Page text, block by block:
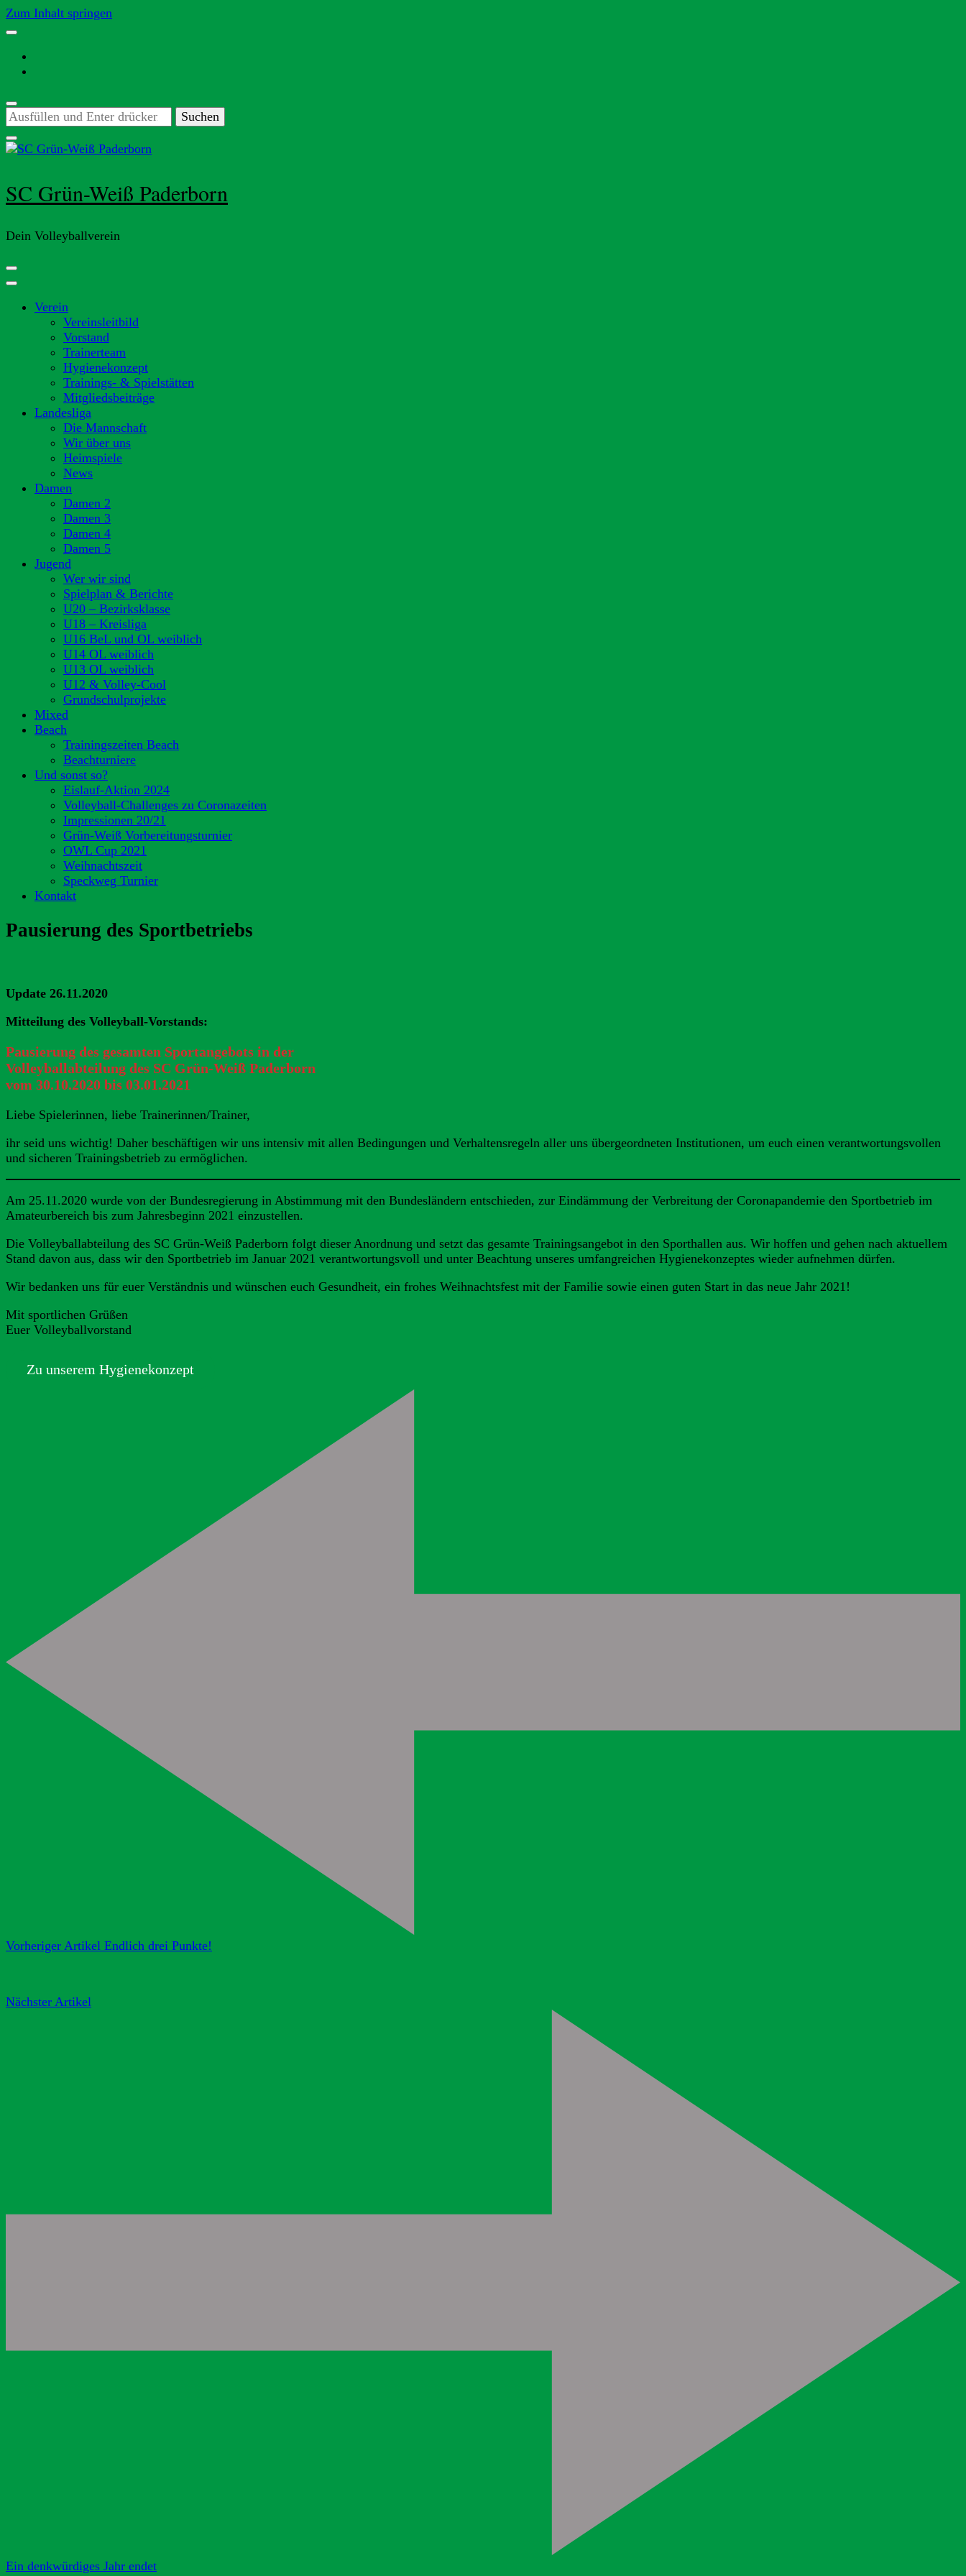
Zum Inhalt springen
Suchst
du
nach
etwas?
SC Grün-Weiß Paderborn
Dein Volleyballverein
Verein
Vereinsleitbild
Vorstand
Trainerteam
Hygienekonzept
Trainings- & Spielstätten
Mitgliedsbeiträge
Landesliga
Die Mannschaft
Wir über uns
Heimspiele
News
Damen
Damen 2
Damen 3
Damen 4
Damen 5
Jugend
Wer wir sind
Spielplan & Berichte
U20 – Bezirksklasse
U18 – Kreisliga
U16 BeL und OL weiblich
U14 OL weiblich
U13 OL weiblich
U12 & Volley-Cool
Grundschulprojekte
Mixed
Beach
Trainingszeiten Beach
Beachturniere
Und sonst so?
Eislauf-Aktion 2024
Volleyball-Challenges zu Coronazeiten
Impressionen 20/21
Grün-Weiß Vorbereitungsturnier
OWL Cup 2021
Weihnachtszeit
Speckweg Turnier
Kontakt
Pausierung des Sportbetriebs
Update 26.11.2020
Mitteilung des Volleyball-Vorstands:
Pausierung des gesamten Sportangebots in der
Volleyballabteilung des SC Grün-Weiß Paderborn
vom 30.10.2020 bis 03.01.2021
Liebe Spielerinnen, liebe Trainerinnen/Trainer,
ihr seid uns wichtig! Daher beschäftigen wir uns intensiv mit allen Bedingungen und Verhaltensregeln aller uns übergeordneten Institutionen, um euch einen verantwortungsvollen
und sicheren Trainingsbetrieb zu ermöglichen.
Am 25.11.2020 wurde von der Bundesregierung in Abstimmung mit den Bundesländern entschieden, zur Eindämmung der Verbreitung der Coronapandemie den Sportbetrieb im
Amateurbereich bis zum Jahresbeginn 2021 einzustellen.
Die Volleyballabteilung des SC Grün-Weiß Paderborn folgt dieser Anordnung und setzt das gesamte Trainingsangebot in den Sporthallen aus. Wir hoffen und gehen nach aktuellem
Stand davon aus, dass wir den Sportbetrieb im Januar 2021 verantwortungsvoll und unter Beachtung unseres umfangreichen Hygienekonzeptes wieder aufnehmen dürfen.
Wir bedanken uns für euer Verständnis und wünschen euch Gesundheit, ein frohes Weihnachtsfest mit der Familie sowie einen guten Start in das neue Jahr 2021!
Mit sportlichen Grüßen
Euer Volleyballvorstand
Zu unserem Hygienekonzept
Vorheriger Artikel Endlich drei Punkte!
Nächster Artikel
Ein denkwürdiges Jahr endet